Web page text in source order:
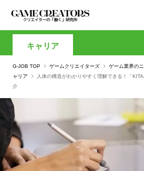
キャリア
G-JOB TOP ゲームクリエイターズ ゲーム業界の
ャリア
人体の構造がわかりやすく理解できる！「
介